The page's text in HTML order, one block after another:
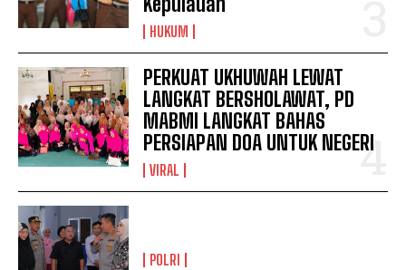
HUKUM
PERKUAT UKHUWAH LEWAT
LANGKAT BERSHOLAWAT, PD
MABMI LANGKAT BAHAS
PERSIAPAN DOA UNTUK NEGERI
VIRAL
POLRI